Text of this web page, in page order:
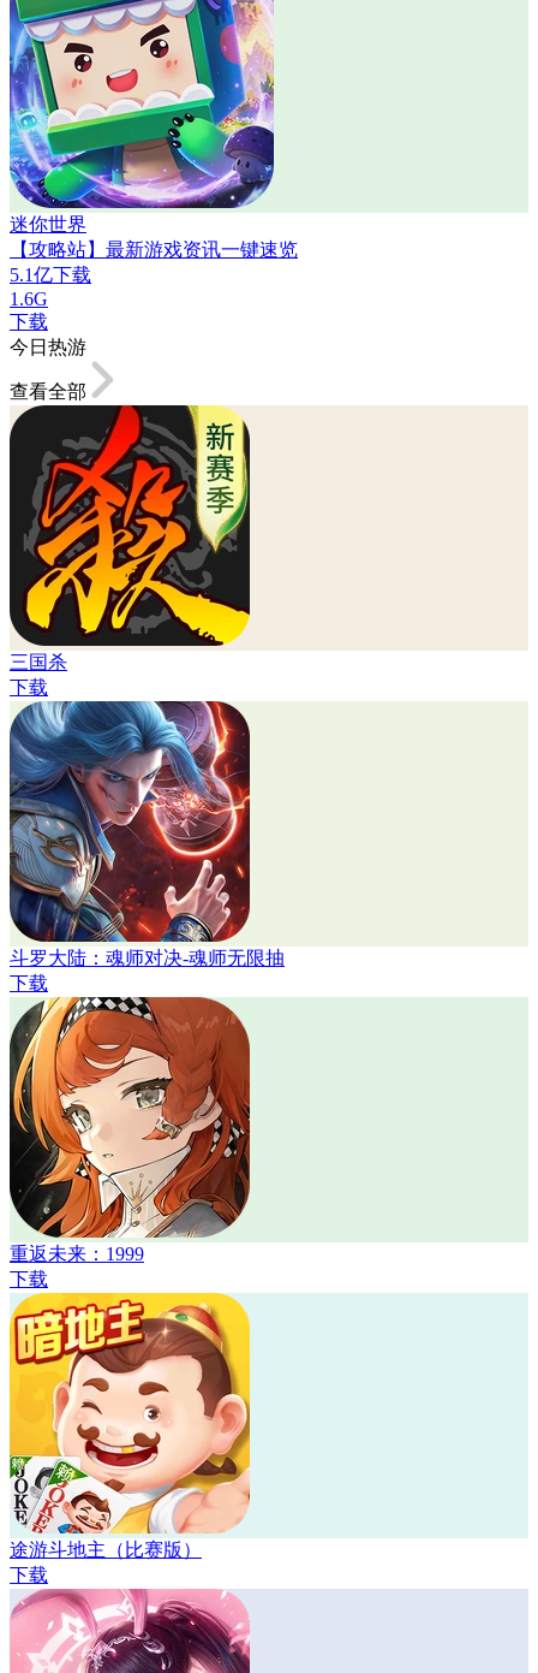
迷你世界
【攻略站】最新游戏资讯一键速览
5.1亿下载
1.6G
下载
今日热游
查看全部
三国杀
下载
斗罗大陆：魂师对决-魂师无限抽
下载
重返未来：1999
下载
途游斗地主（比赛版）
下载